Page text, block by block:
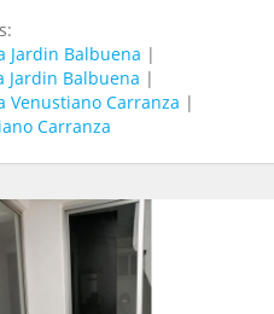
Jardin Balbuena |
Jardin Balbuena |
Venustiano Carranza |
Carranza